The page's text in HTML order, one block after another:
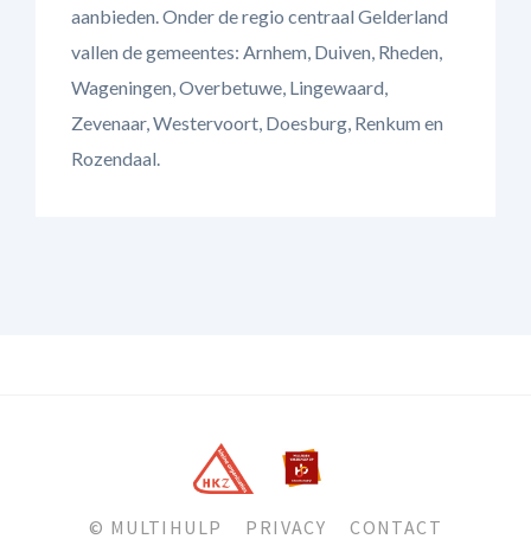
aanbieden. Onder de regio centraal Gelderland
vallen de gemeentes: Arnhem, Duiven, Rheden,
Wageningen, Overbetuwe, Lingewaard,
Zevenaar, Westervoort, Doesburg, Renkum en
Rozendaal.
© MULTIHULP PRIVACY CONTACT